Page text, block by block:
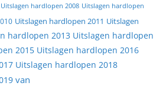
Uitslagen hardlopen 2008 Uitslagen hardlopen
Uitslagen hardlopen 2011 Uitslagen
hardlopen 2013 Uitslagen hardlopen
2015 Uitslagen hardlopen 2016
Uitslagen hardlopen 2018
van